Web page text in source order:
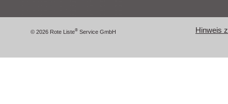
Hinweis
© 2026 Rote Liste® Service GmbH